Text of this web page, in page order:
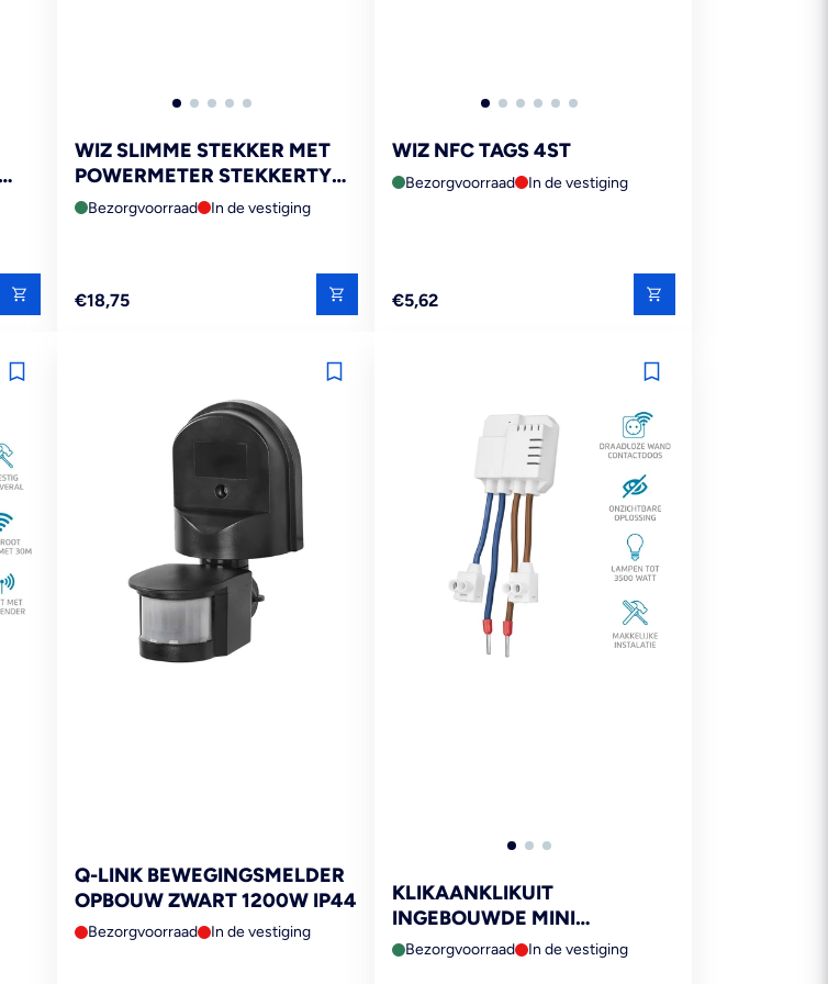
WIZ SLIMME STEKKER MET
POWERMETER STEKKERTYPE
FBezorgvoorraad In de vestiging
Reguliere
€18,75
WIZ NFC TAGS 4ST
Bezorgvoorraad In de vestiging
Reguliere
€5,62
Q-LINK BEWEGINGSMELDER
OPBOUW ZWART 1200W IP44
Bezorgvoorraad In de vestiging
KLIKAANKLIKUIT
INGEBOUWDE MINI
HOOFDSCHAKELAAR AWS-
Bezorgvoorraad In de vestiging